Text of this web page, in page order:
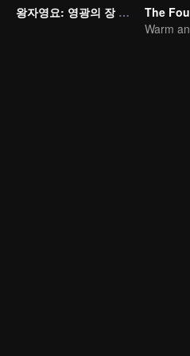
왕자영요: 영광의 장 운명의 편